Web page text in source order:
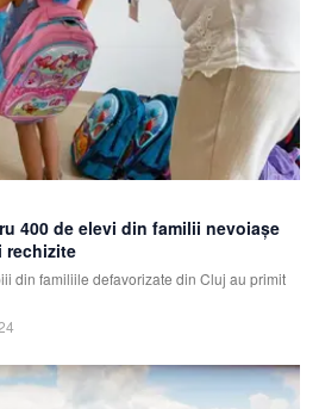
400 de elevi din familii nevoiașe
rechizite
din familiile defavorizate din Cluj au primit